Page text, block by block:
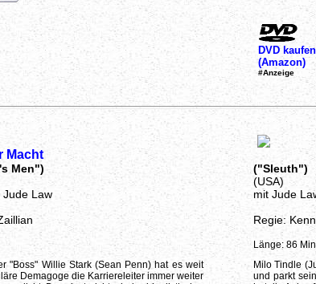
DVD kaufen
(Amazon)
#Anzeige
Macht
Men")
Jude Law
"Boss" Willie Stark (Sean Penn) hat es weit
Demagoge die Karriereleiter immer weiter
("Sleuth")
(USA)
mit Jude
Regie:
Länge: 86
Milo Tindle
und parkt